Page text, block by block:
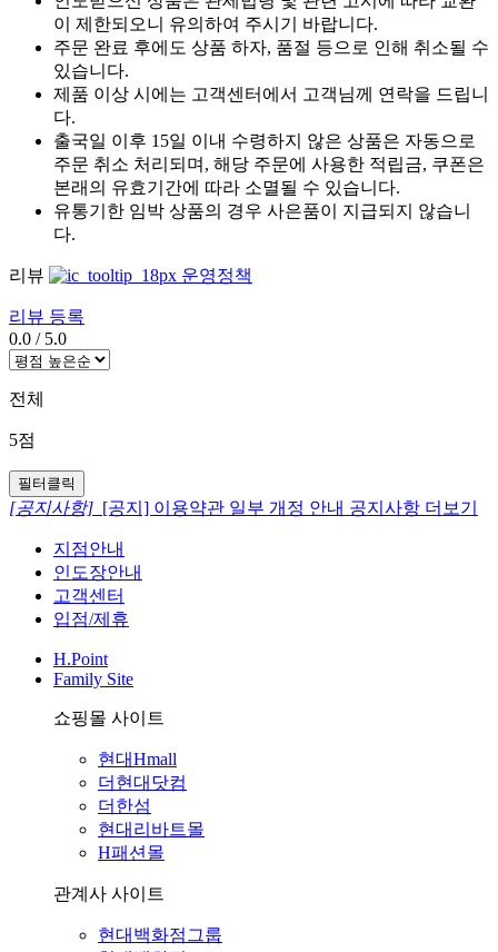
이 제한되오니 유의하여 주시기 바랍니다.
주문 완료 후에도 상품 하자, 품절 등으로 인해 취소될 수
있습니다.
제품 이상 시에는 고객센터에서 고객님께 연락을 드립니
다.
출국일 이후 15일 이내 수령하지 않은 상품은 자동으로
주문 취소 처리되며, 해당 주문에 사용한 적립금, 쿠폰은
본래의 유효기간에 따라 소멸될 수 있습니다.
유통기한 임박 상품의 경우 사은품이 지급되지 않습니
다.
리뷰 운영정책
리뷰 등록
0.0 / 5.0
전체
5점
필터클릭
[공지사항] [공지] 이용약관 일부 개정 안내 공지사항 더보기
지점안내
인도장안내
고객센터
입점/제휴
H.Point
Family Site
쇼핑몰 사이트
현대Hmall
더현대닷컴
더한섬
현대리바트몰
H패션몰
관계사 사이트
현대백화점그룹